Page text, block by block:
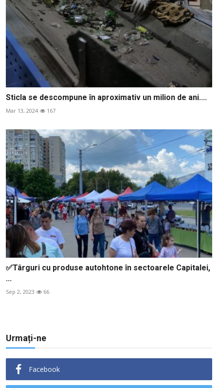
Sticla se descompune în aproximativ un milion de ani....
Mar 13, 2024 167
✅Târguri cu produse autohtone în sectoarele Capitalei,
...
Sep 2, 2023 66
Urmați-ne
Facebook